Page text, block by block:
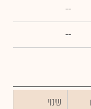
--
--
שינוי